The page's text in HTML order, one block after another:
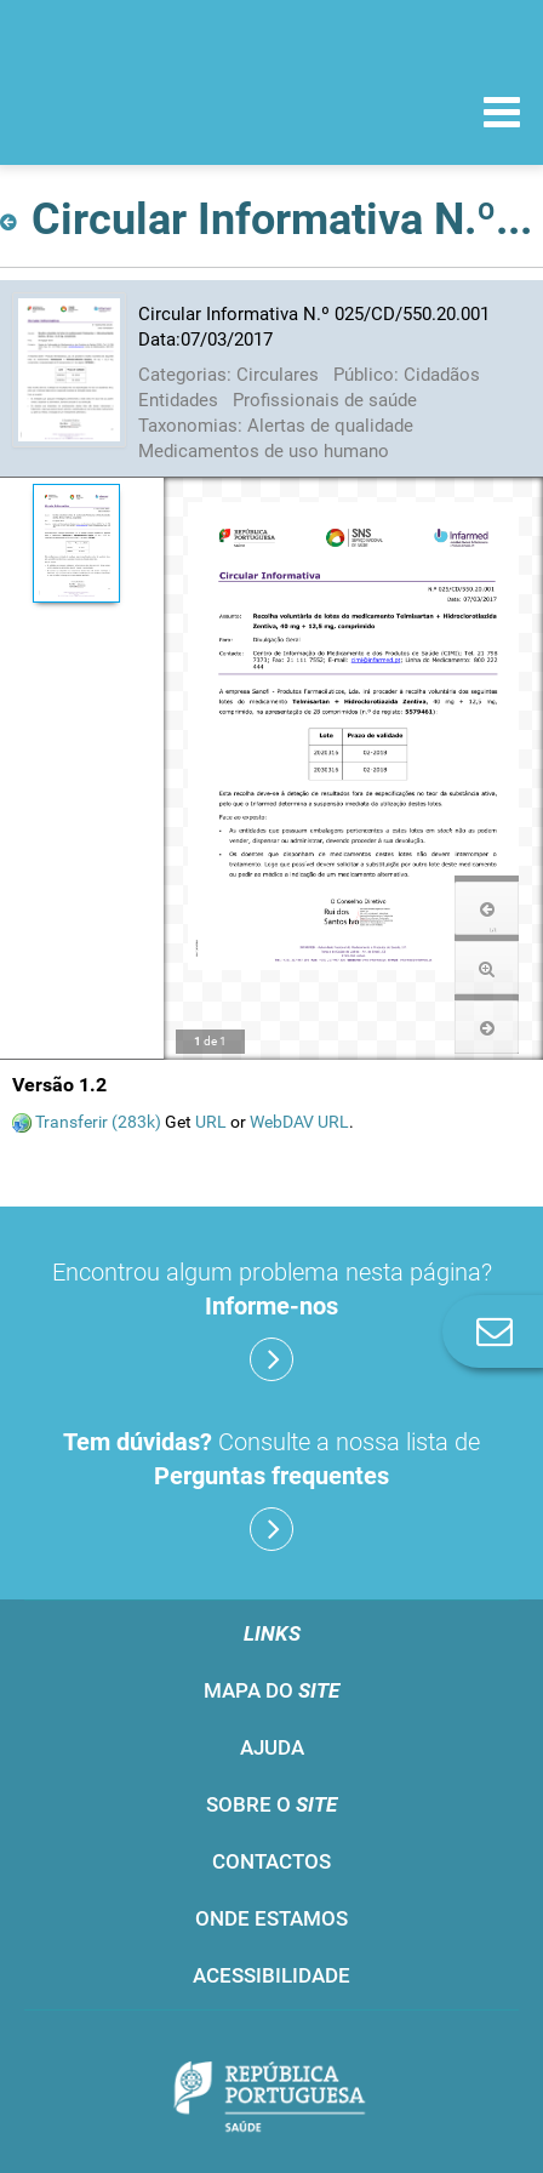
Circular Informativa N.º 025/CD/550.20.001 Data:07/03/2017
Circular Informativa N.º 025/CD/550.20.001
Data:07/03/2017
Categorias: Circulares Público: Cidadãos
Entidades
Profissionais de saúde
Taxonomias: Alertas de qualidade
Medicamentos de uso humano
1 de 1
Versão 1.2
Transferir (283k) Get URL orWebDAV URL .
Encontrou algum problema nesta página?
Informe-nos
Tem dúvidas? Consulte a nossa lista de
Perguntas frequentes
LINKS
MAPA DO SITE
AJUDA
SOBRE O SITE
CONTACTOS
ONDE ESTAMOS
ACESSIBILIDADE